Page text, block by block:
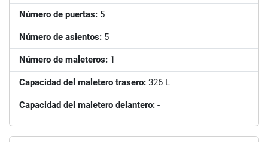
Número de puertas: 5
Número de asientos: 5
Número de maleteros: 1
Capacidad del maletero trasero: 326 L
Capacidad del maletero delantero: -